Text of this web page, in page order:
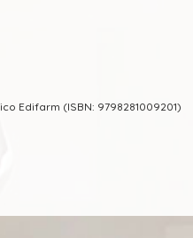
Edifarm (ISBN: 9798281009201)